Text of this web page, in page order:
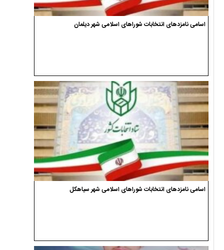
اسامی نامزدهای انتخابات شوراهای اسلامی شهر دیلمان
اسامی نامزدهای انتخابات شوراهای اسلامی شهر سیاهکل